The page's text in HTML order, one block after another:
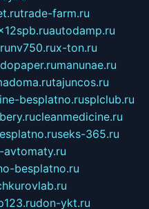
trade-farm.ru
autodamp.ru
nv750.rux-ton.ru
manunae.ru
tajuncos.ru
besplatno.rusplclub.ru
cleanmedicine.ru
seks-365.ru
besplatno.ru
don-ykt.ru